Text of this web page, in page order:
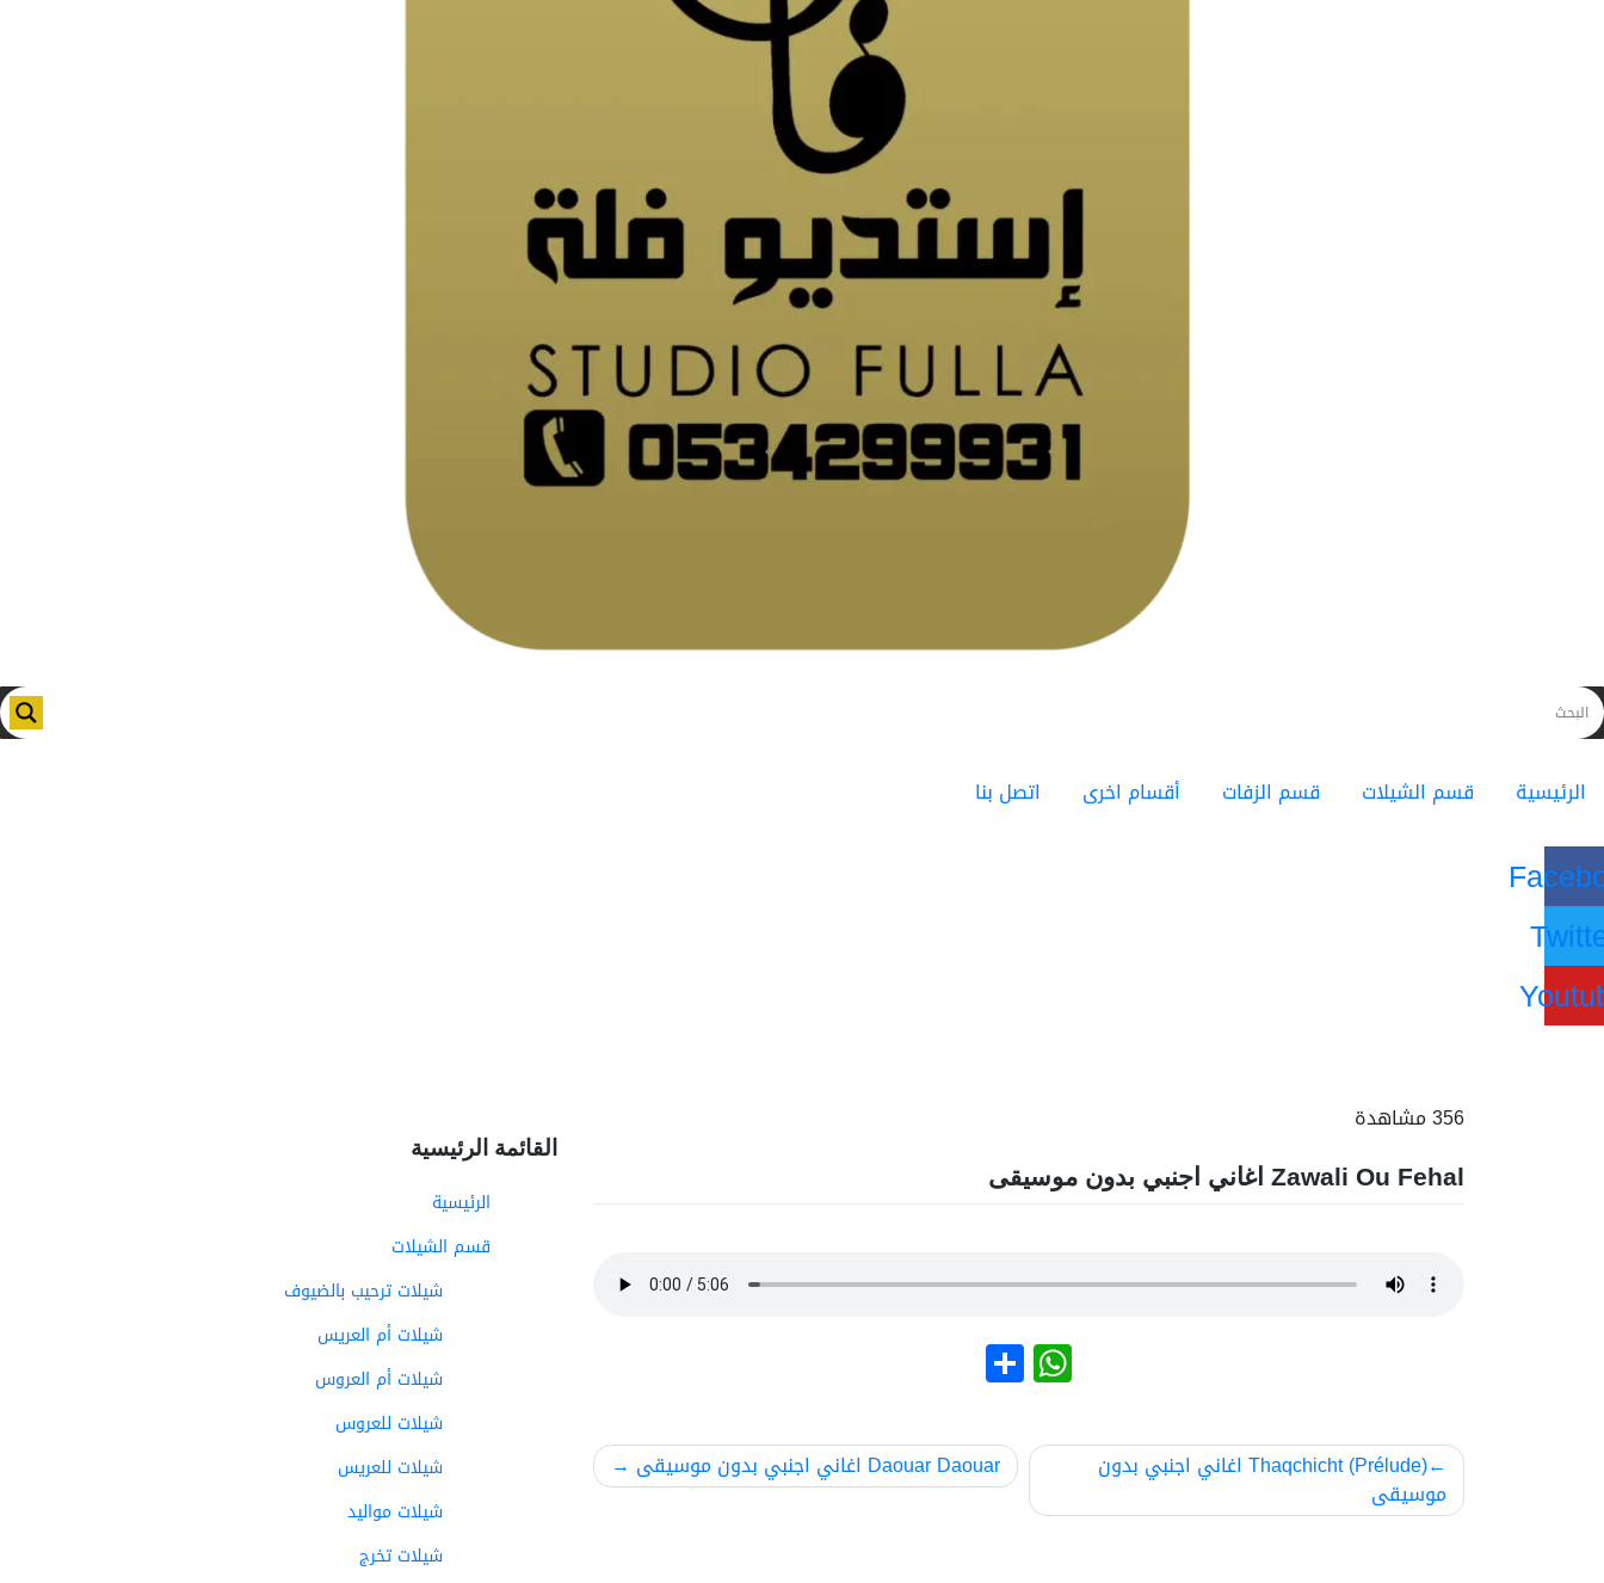
الرئيسية قسم الشيلات قسم الزفات أقسام اخرى اتصل بنا
356 مشاهدة
Zawali Ou Fehal اغاني اجنبي بدون موسيقى
WhatsApp
تصفّح
المقالات
Thaqchicht (Prélude) اغاني اجنبي بدون
موسيقى
Daouar Daouar اغاني اجنبي بدون موسيقى
القائمة الرئيسية
الرئيسية
قسم الشيلات
شيلات ترحيب بالضيوف
شيلات أم العريس
شيلات أم العروس
شيلات للعروس
شيلات للعريس
شيلات مواليد
شيلات تخرج